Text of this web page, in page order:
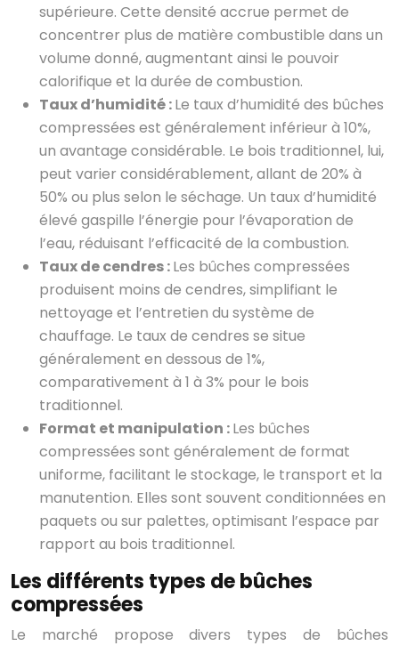
supérieure. Cette densité accrue permet de
concentrer plus de matière combustible dans un
volume donné, augmentant ainsi le pouvoir
calorifique et la durée de combustion.
Taux d’humidité :Le taux d’humidité des bûches
compressées est généralement inférieur à 10%,
un avantage considérable. Le bois traditionnel, lui,
peut varier considérablement, allant de 20% à
50% ou plus selon le séchage. Un taux d’humidité
élevé gaspille l’énergie pour l’évaporation de
l’eau, réduisant l’efficacité de la combustion.
Taux de cendres :Les bûches compressées
produisent moins de cendres, simplifiant le
nettoyage et l’entretien du système de
chauffage. Le taux de cendres se situe
généralement en dessous de 1%,
comparativement à 1 à 3% pour le bois
traditionnel.
Format et manipulation :Les bûches
compressées sont généralement de format
uniforme, facilitant le stockage, le transport et la
manutention. Elles sont souvent conditionnées en
paquets ou sur palettes, optimisant l’espace par
rapport au bois traditionnel.
Les différents types de bûches
compressées
Le marché propose divers types de bûches